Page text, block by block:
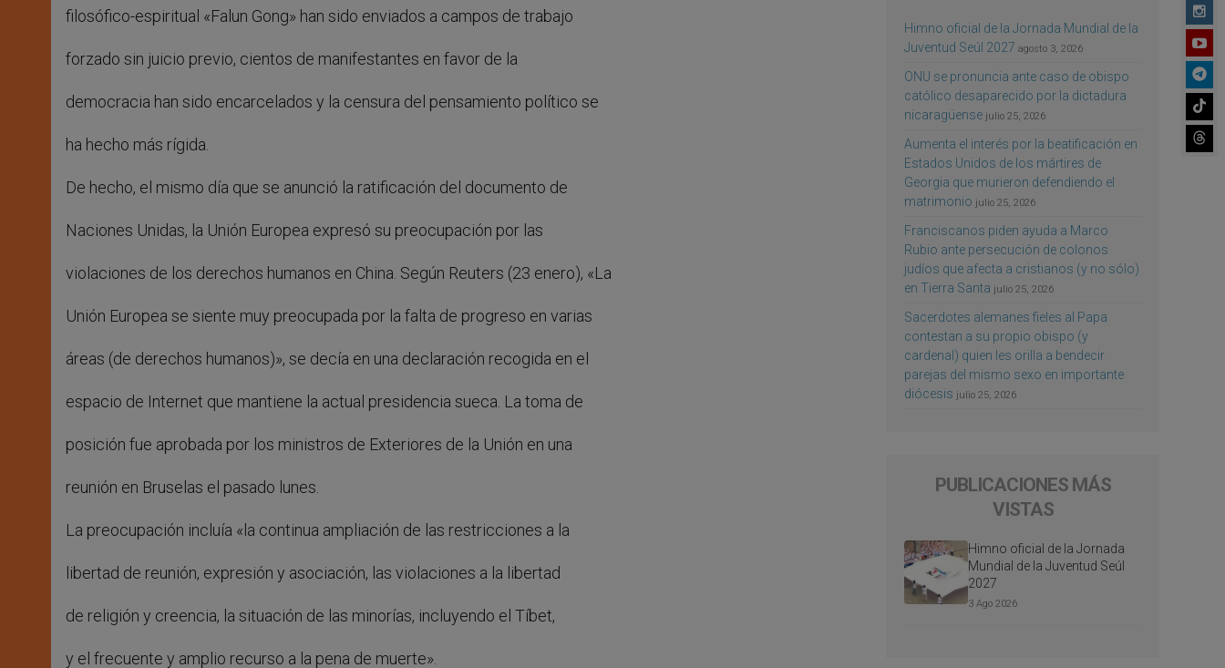
filosófico-espiritual «Falun Gong» han sido enviados a campos de trabajo
forzado sin juicio previo, cientos de manifestantes en favor de la
democracia han sido encarcelados y la censura del pensamiento político se
ha hecho más rígida.
De hecho, el mismo día que se anunció la ratificación del documento de
Naciones Unidas, la Unión Europea expresó su preocupación por las
violaciones de los derechos humanos en China. Según Reuters (23 enero), «La
Unión Europea se siente muy preocupada por la falta de progreso en varias
áreas (de derechos humanos)», se decía en una declaración recogida en el
espacio de Internet que mantiene la actual presidencia sueca. La toma de
posición fue aprobada por los ministros de Exteriores de la Unión en una
reunión en Bruselas el pasado lunes.
La preocupación incluía «la continua ampliación de las restricciones a la
libertad de reunión, expresión y asociación, las violaciones a la libertad
de religión y creencia, la situación de las minorías, incluyendo el Tíbet,
y el frecuente y amplio recurso a la pena de muerte».
Himno oficial de la Jornada Mundial de la
Juventud Seúl 2027 agosto 3, 2026
ONU se pronuncia ante caso de obispo
católico desaparecido por la dictadura
nicaragüense julio 25, 2026
Aumenta el interés por la beatificación en
Estados Unidos de los mártires de
Georgia que murieron defendiendo el
matrimonio julio 25, 2026
Franciscanos piden ayuda a Marco
Rubio ante persecución de colonos
judíos que afecta a cristianos (y no sólo)
en Tierra Santa julio 25, 2026
Sacerdotes alemanes fieles al Papa
contestan a su propio obispo (y
cardenal) quien les orilla a bendecir
parejas del mismo sexo en importante
diócesis julio 25, 2026
PUBLICACIONES MÁS
VISTAS
Himno oficial de la Jornada
Mundial de la Juventud Seúl
2027
3 Ago 2026